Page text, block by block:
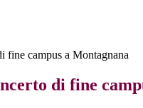
fine campus a Montagnana
di fine